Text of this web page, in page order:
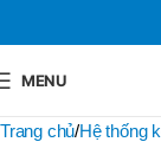
MENU
Trang chủ Hệ thống